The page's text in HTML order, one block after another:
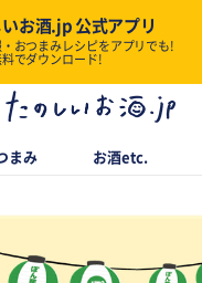
お酒.jp 公式アプリ
・おつまみレシピをアプリでも!
でダウンロード!
まみ お酒etc.